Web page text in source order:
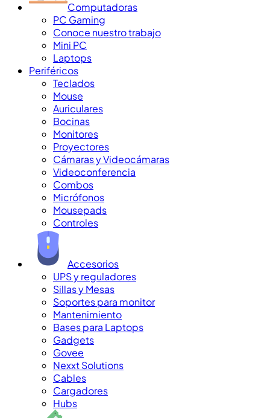
Computadoras
PC Gaming
Conoce nuestro trabajo
Mini PC
Laptops
Periféricos
Teclados
Mouse
Auriculares
Bocinas
Monitores
Proyectores
Cámaras y Videocámaras
Videoconferencia
Combos
Micrófonos
Mousepads
Controles
Accesorios
UPS y reguladores
Sillas y Mesas
Soportes para monitor
Mantenimiento
Bases para Laptops
Gadgets
Govee
Nexxt Solutions
Cables
Cargadores
Hubs